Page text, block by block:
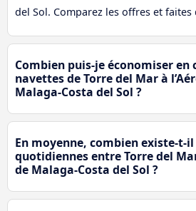
del Sol. Comparez les offres et faites
Combien puis-je économiser
navettes de Torre del Mar à
Malaga-Costa del Sol ?
En moyenne, combien existe-t-
quotidiennes entre Torre del
de Malaga-Costa del Sol ?